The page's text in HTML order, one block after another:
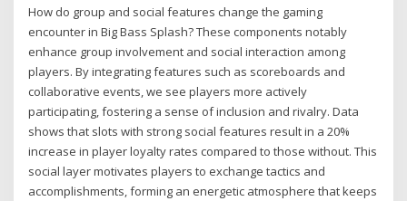
How do group and social features change the gaming
encounter in Big Bass Splash? These components notably
enhance group involvement and social interaction among
players. By integrating features such as scoreboards and
collaborative events, we see players more actively
participating, fostering a sense of inclusion and rivalry. Data
shows that slots with strong social features result in a 20%
increase in player loyalty rates compared to those without. This
social layer motivates players to exchange tactics and
accomplishments, forming an energetic atmosphere that keeps